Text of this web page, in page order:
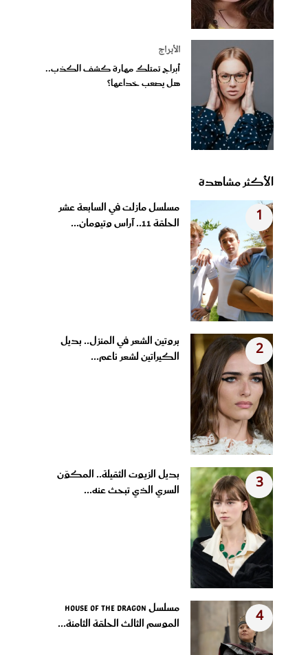
الأبراج
أبراج تمتلك مهارة كشف الكذب..
هل يصعب خداعها؟
الأكثر مشاهدة
1
مسلسل مازلت في السابعة عشر
الحلقة 11.. آراس وتيومان...
2
بروتين الشعر في المنزل.. بديل
الكيراتين لشعر ناعم...
3
بديل الزيوت الثقيلة.. المكوّن
السري الذي تبحث عنه...
4
مسلسل House of the Dragon
الموسم الثالث الحلقة الثامنة...